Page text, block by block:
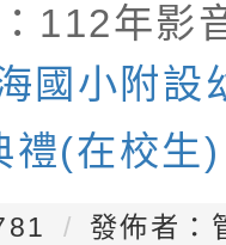
112年影
國小附設
禮(在校生)
發佈者：